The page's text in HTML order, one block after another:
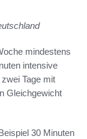
mindestens
intensive
Tage mit
Gleichgewicht
30 Minuten